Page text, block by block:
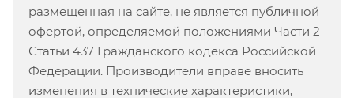
размещенная на сайте, не является публичной
офертой, определяемой положениями Части 2
Статьи 437 Гражданского кодекса Российской
Федерации. Производители вправе вносить
изменения в технические характеристики,